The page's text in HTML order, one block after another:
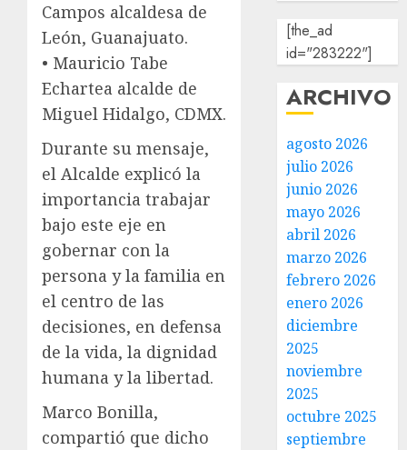
Campos alcaldesa de
León, Guanajuato.
• Mauricio Tabe
Echartea alcalde de
Miguel Hidalgo, CDMX.
Durante su mensaje,
el Alcalde explicó la
importancia trabajar
bajo este eje en
gobernar con la
persona y la familia en
el centro de las
decisiones, en defensa
de la vida, la dignidad
humana y la libertad.
Marco Bonilla,
compartió que dicho
[the_ad
id="283222"]
ARCHIVO
agosto 2026
julio 2026
junio 2026
mayo 2026
abril 2026
marzo 2026
febrero 2026
enero 2026
diciembre
2025
noviembre
2025
octubre 2025
septiembre